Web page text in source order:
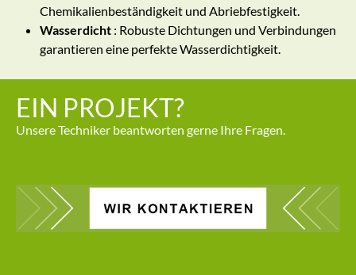
Chemikalienbeständigkeit und Abriebfestigkeit.
Wasserdicht : Robuste Dichtungen und Verbindungen
garantieren eine perfekte Wasserdichtigkeit.
EIN PROJEKT?
Unsere Techniker beantworten gerne Ihre Fragen.